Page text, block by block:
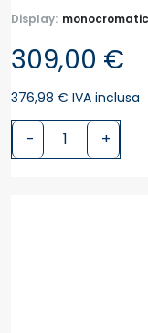
Display:
309,00 €
376,98 € IVA inclusa
- +